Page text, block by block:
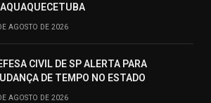
AGOSTO DE 2026
CIVIL DE SP ALERTA PARA
DE TEMPO NO ESTADO
AGOSTO DE 2026